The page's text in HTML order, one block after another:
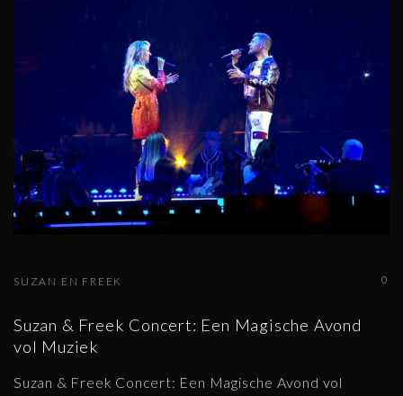
0
SUZAN EN FREEK
Suzan & Freek Concert: Een Magische Avond
vol Muziek
Suzan & Freek Concert: Een Magische Avond vol